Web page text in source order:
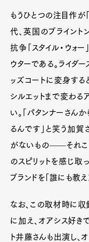
もうひとつの注目作が
代、英国のブライント
抗争「スタイル・ウォ
ウターである。ライダ
ッズコートに変身する
シルエットまで変わる
い。「パタンナーさん
るんです」と笑う加賀
がないもの——それこ
のスピリットを感じ取
ブランドを「誰にも教
なお、この取材時に収
に加え、オアシス好き
ト井藤さんも出演し、